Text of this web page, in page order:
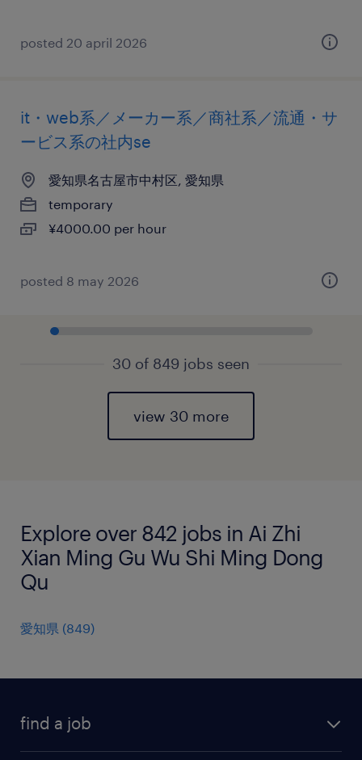
posted 20 april 2026
it・web系／メーカー系／商社系／流通・サ
ービス系の社内se
愛知県名古屋市中村区, 愛知県
temporary
¥4000.00 per hour
posted 8 may 2026
30 of 849 jobs seen
view 30 more
Explore over 842 jobs in Ai Zhi
Xian Ming Gu Wu Shi Ming Dong
Qu
愛知県 (849)
find a job